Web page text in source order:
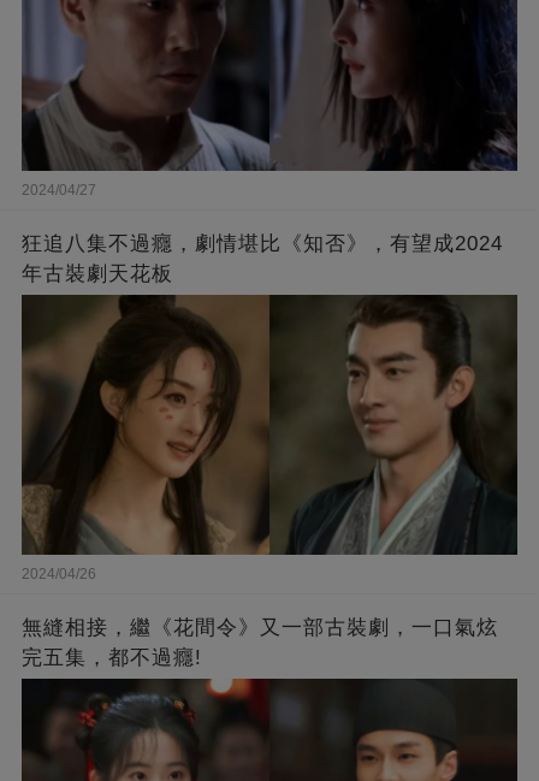
2024/04/27
狂追八集不過癮，劇情堪比《知否》，有望成2024
年古裝劇天花板
2024/04/26
無縫相接，繼《花間令》又一部古裝劇，一口氣炫
完五集，都不過癮!